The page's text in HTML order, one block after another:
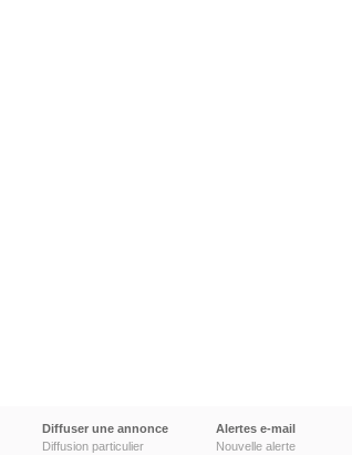
Diffuser une annonce
Diffusion particulier
Alertes e-mail
Nouvelle alerte